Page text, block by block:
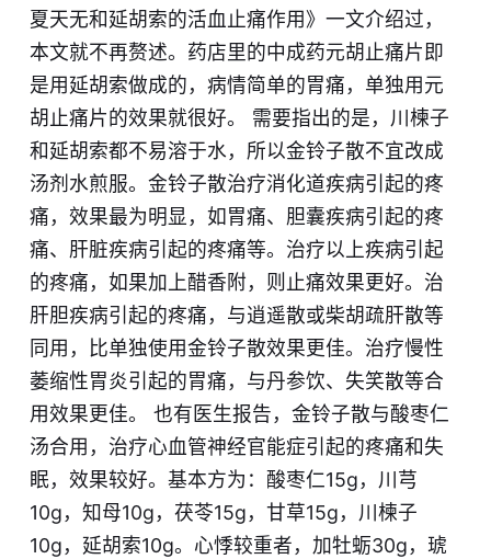
夏天无和延胡索的活血止痛作用》 一文介绍过，
本文就不再赘述。药店里的中成药元胡止痛片即
是用延胡索做成的，病情简单的胃痛，单独用元
胡止痛片的效果就很好。 需要指出的是，川楝子
和延胡索都不易溶于水，所以金铃子散不宜改成
汤剂水煎服。金铃子散治疗消化道疾病引起的疼
痛，效果最为明显，如胃痛、胆囊疾病引起的疼
痛、肝脏疾病引起的疼痛等。治疗以上疾病引起
的疼痛，如果加上醋香附，则止痛效果更好。治
肝胆疾病引起的疼痛，与逍遥散或柴胡疏肝散等
同用，比单独使用金铃子散效果更佳。治疗慢性
萎缩性胃炎引起的胃痛，与丹参饮、失笑散等合
用效果更佳。 也有医生报告，金铃子散与酸枣仁
汤合用，治疗心血管神经官能症引起的疼痛和失
眠，效果较好。基本方为：酸枣仁15g，川芎
10g，知母10g，茯苓15g，甘草15g，川楝子
10g，延胡索10g。心悸较重者，加牡蛎30g，琥